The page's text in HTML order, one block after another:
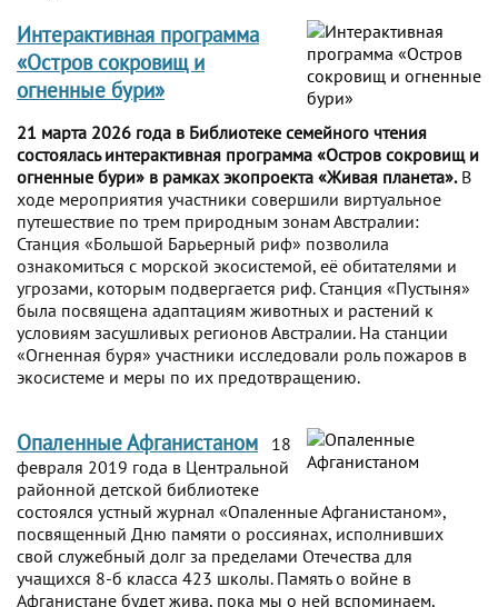
Интерактивная программа
«Остров сокровищ и
огненные бури»
21 марта 2026 года в Библиотеке семейного чтения
состоялась интерактивная программа «Остров сокровищ и
огненные бури» в рамках экопроекта «Живая планета».В
ходе мероприятия участники совершили виртуальное
путешествие по трем природным зонам Австралии:
Станция «Большой Барьерный риф» позволила
ознакомиться с морской экосистемой, её обитателями и
угрозами, которым подвергается риф. Станция «Пустыня»
была посвящена адаптациям животных и растений к
условиям засушливых регионов Австралии. На станции
«Огненная буря» участники исследовали роль пожаров в
экосистеме и меры по их предотвращению.
Опаленные Афганистаном
18
февраля 2019 года в Центральной
районной детской библиотеке
состоялся устный журнал «Опаленные Афганистаном»,
посвященный Дню памяти о россиянах, исполнивших
свой служебный долг за пределами Отечества для
учащихся 8-б класса 423 школы. Память о войне в
Афганистане будет жива, пока мы о ней вспоминаем,